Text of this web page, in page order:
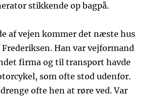
stikkende op bagpå.
af vejen kommer det næste hus
Frederiksen. Han var vejformand
firma og til transport havde
som ofte stod udenfor.
ofte hen at røre ved. Var